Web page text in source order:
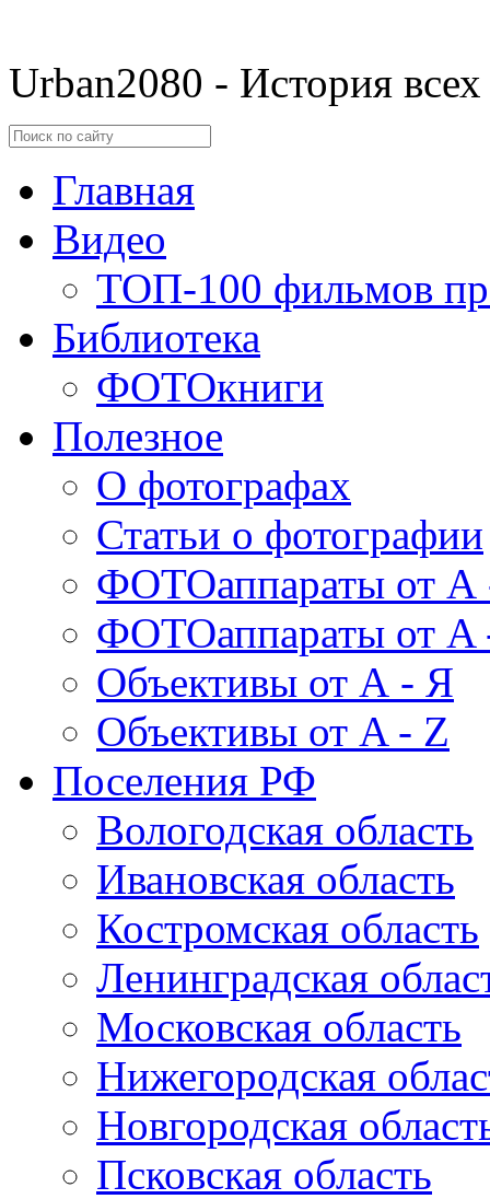
Urban2080 - История
Главная
Видео
ТОП-100 фильмов
Библиотека
ФОТОкниги
Полезное
О фотографах
Статьи о фотографии
ФОТОаппараты от А
ФОТОаппараты от A
Объективы от А - Я
Объективы от A - Z
Поселения РФ
Вологодская область
Ивановская область
Костромская область
Ленинградская
Московская область
Нижегородская
Новгородская
Псковская область